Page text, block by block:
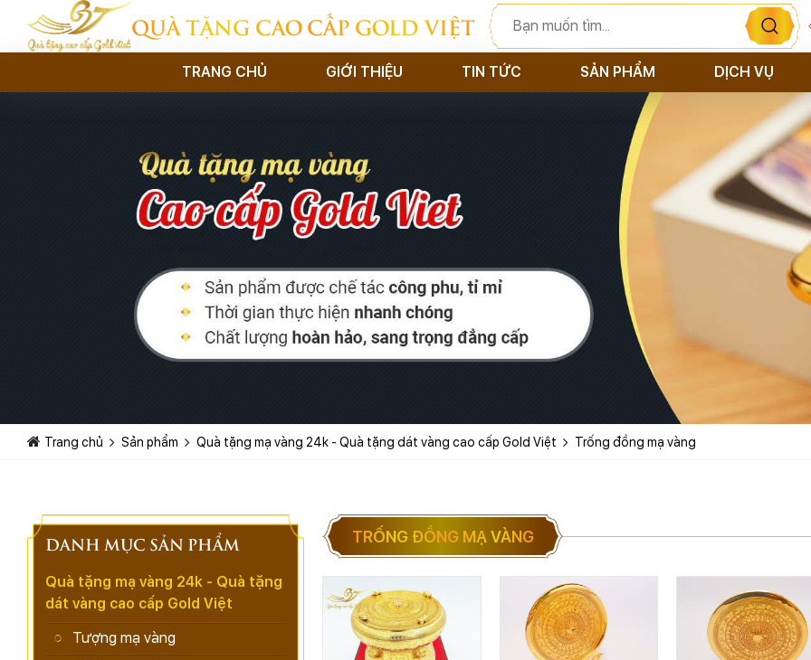
QUÀ TẶNG CAO CẤP GOLD VIỆT
TRANG CHỦ GIỚI THIỆU TIN TỨC SẢN PHẨM DỊCH VỤ
Trang chủ Sản phẩm Quà tặng mạ vàng 24k - Quà tặng dát vàng cao cấp Gold Việt Trống đồng mạ vàng
TRỐNG ĐỒNG MẠ VÀNG
DANH MỤC SẢN PHẨM
Quà tặng mạ vàng 24k - Quà tặng
dát vàng cao cấp Gold Việt
Tượng mạ vàng